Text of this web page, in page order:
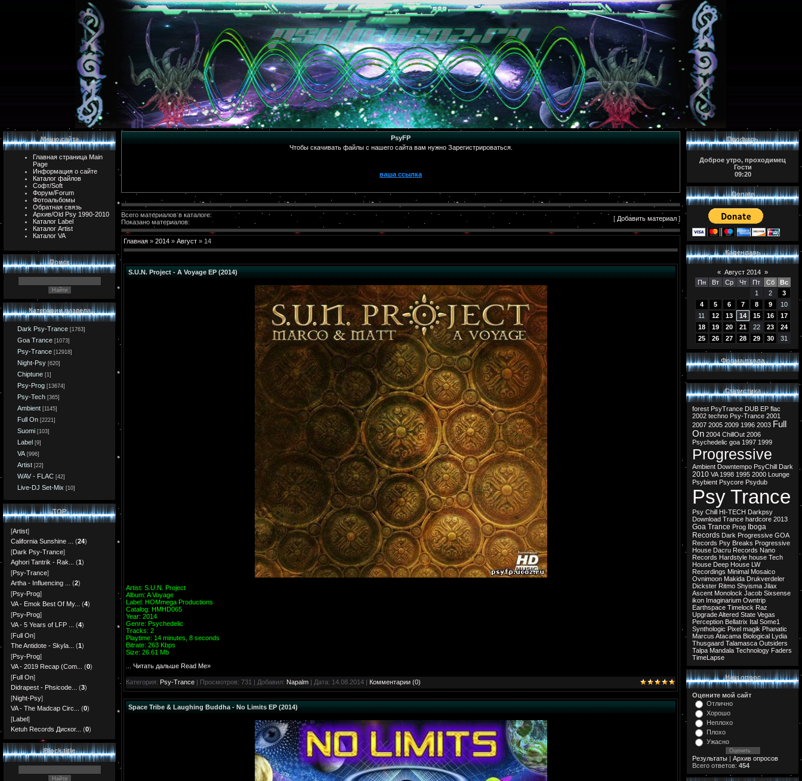
Меню сайта
Главная страница Main
Page
Информация о сайте
Каталог файлов
Софт/Soft
Форум/Forum
Фотоальбомы
Обратная связь
Архив/Old Psy 1990-2010
Каталог Label
Каталог Artist
Каталог VA
Поиск
Категории раздела
Dark Psy-Trance [1763]
Goa Trance [1073]
Psy-Trance [12918]
Night-Psy [620]
Chiptune [1]
Psy-Prog [13674]
Psy-Tech [365]
Ambient [1145]
Full On [2221]
Suomi [103]
Label [9]
VA [996]
Artist [22]
WAV - FLAC [42]
Live-DJ Set-Mix [10]
TOP
[Artist]
California Sunshine ...
(24)
[Dark Psy-Trance]
Aghori Tantrik - Rak...
(1)
[Psy-Trance]
Artha - Influencing ...
(2)
[Psy-Prog]
VA - Emok Best Of My...
(4)
[Psy-Prog]
VA - 5 Years of LFP ...
(4)
[Full On]
The Antidote - Skyla...
(1)
[Psy-Prog]
VA - 2019 Recap (Com...
(0)
[Full On]
Didrapest - Phsicode...
(3)
[Night-Psy]
VA - The Madcap Circ...
(0)
[Label]
Ketuh Records Диског...
(0)
Block title
PsyFP
Чтобы скачивать файлы с нашего сайта вам нужно Зарегистрироваться.
ваша ссылка
Всего материалов в каталоге:
Показано материалов:
[ Добавить материал ]
Главная » 2014 » Август » 14
S.U.N. Project - A Voyage EP (2014)
Artist: S.U.N. Project
Album: A Voyage
Label: HOMmega Productions
Catalog: HMHD065
Year: 2014
Genre: Psychedelic
Tracks: 2
Playtime: 14 minutes, 8 seconds
Bitrate: 263 Kbps
Size: 26.61 Mb
Читать дальше Read Me»
Категория: Psy-Trance | Просмотров: 731 | Добавил: Napalm | Дата: 14.08.2014 Комментарии (0)
Space Tribe & Laughing Buddha - No Limits EP (2014)
Профиль
Доброе утро, проходимец
Гости
09:20
Donate
Календарь
« Август 2014 »
Пн
Вт Ср Чт Пт Сб
Вс
1
2
3
4
5 6 7 8 9
10
11
12 13 14 15 16
17
18
19 20 21 22 23
24
25
26 27 28 29 30 31
Форма входа
Статистика
forest PsyTrance DUB EP flac
2002 techno Psy-Trance 2001
2007 2005 2009 1996 2003 Full
On 2004 ChillOut 2006
Psychedelic goa 1997 1999
Progressive
Ambient Downtempo PsyChill Dark
2010 VA 1998 1995 2000 Lounge
Psybient Psycore Psydub
Psy Trance
Psy Chill HI-TECH Darkpsy
Download Trance hardcore 2013
Goa Trance Prog Iboga
Records Dark Progressive GOA
Records Psy Breaks Progressive
House Dacru Records Nano
Records Hardstyle house Tech
House Deep House LW
Recordings Minimal Mosaico
Ovnimoon Makida Drukverdeler
Dickster Ritmo Shyisma Jilax
Ascent Monolock Jacob Sixsense
ikon Imaginarium Owntrip
Earthspace Timelock Raz
UpgradeAltered State Vegas
Perception Bellatrix Ital Some1
Synthologic Pixel magik Phanatic
Marcus Atacama Biological Lydia
Thusgaard Talamasca Outsiders
Talpa Mandala Technology Faders
TimeLapse
Наш опрос
Оцените мой сайт
Отлично
Хорошо
Неплохо
Плохо
Ужасно
Результаты | Архив опросов
Всего ответов: 454